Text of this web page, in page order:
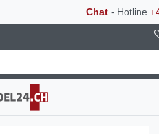
Chat- Hotline